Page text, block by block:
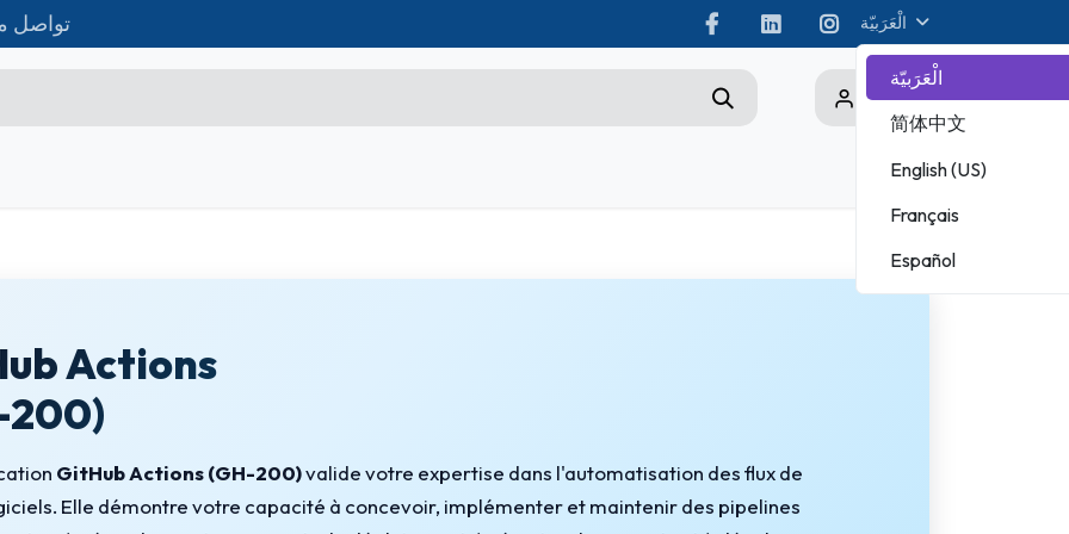
تواصل الْعَرَبيّة
الْعَرَبيّة
简体中文
English (US)
Français
Español
0
Power Bi
Création d'entreprise
Création de Site
Webmarketing & Réseaux
MICROSOFT
Actions
200)
GitHub Actions (GH-200)valide votre expertise dans l'automatisation des flux de
Elle démontre votre capacité à concevoir, implémenter et maintenir des pipelines